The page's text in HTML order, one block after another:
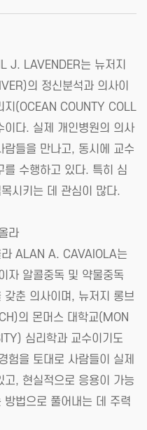
J. LAVENDER는 뉴저지
의 정신분석과 의사이
지(OCEAN COUNTY COLL
이다. 실제 개인병원의 의사
람들을 만나고, 동시에 교수
를 수행하고 있다. 특히 심
시키는 데 관심이 많다.
라
ALAN A. CAVAIOLA는
자 알콜중독 및 약물중독
갖춘 의사이며, 뉴저지 롱브
의 몬머스 대학교(MON
심리학과 교수이기도
험을 토대로 사람들이 실제
고, 현실적으로 응용이 가능
방법으로 풀어내는 데 주력